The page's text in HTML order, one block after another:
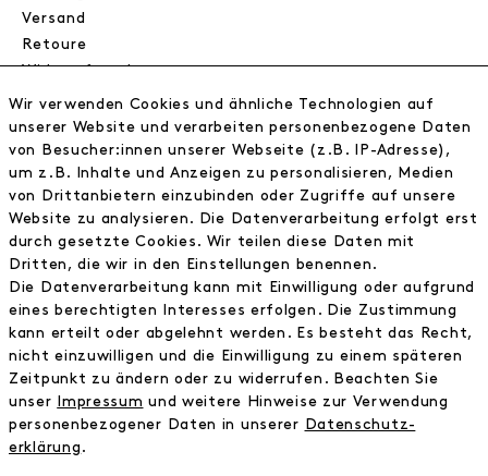
Versand
Retoure
Widerrufsrecht
Datenschutz
AGB
Impressum
NEWSLETTER
Erhalte exklusive Neuigkeiten!
Ich bestätige die Datenschutzbestimmung
* inkl. MwSt. zzgl. Versandkosten
Wir verwenden Cookies und ähnliche Technologien auf
unserer Website und verarbeiten personenbezogene Daten
von Besucher:innen unserer Webseite (z.B. IP-Adresse),
um z.B. Inhalte und Anzeigen zu personalisieren, Medien
von Drittanbietern einzubinden oder Zugriffe auf unsere
Website zu analysieren. Die Datenverarbeitung erfolgt erst
durch gesetzte Cookies. Wir teilen diese Daten mit
Dritten, die wir in den Einstellungen benennen.
Die Datenverarbeitung kann mit Einwilligung oder aufgrund
eines berechtigten Interesses erfolgen. Die Zustimmung
kann erteilt oder abgelehnt werden. Es besteht das Recht,
nicht einzuwilligen und die Einwilligung zu einem späteren
Zeitpunkt zu ändern oder zu widerrufen. Beachten Sie
unser
Impressum und weitere Hinweise zur Verwendung
personenbezogener Daten in unserer
Daten­schutz­
erklärung .